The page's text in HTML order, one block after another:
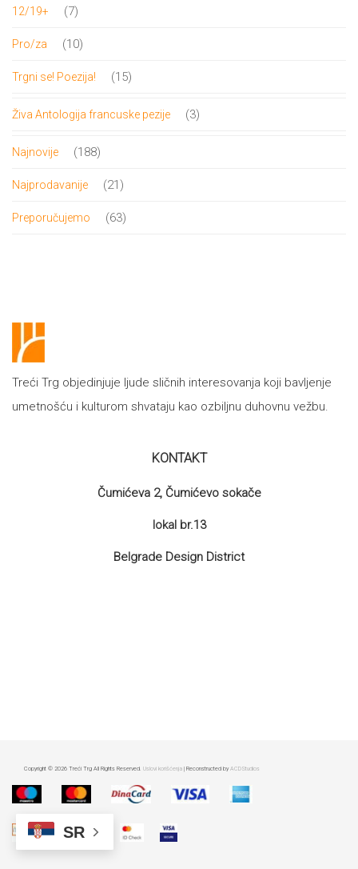
12/19+ 77
Pro/za 1010
Trgni se! Poezija! 1515
Živa Antologija francuske pezije 33
Najnovije 188188
Najprodavanije 2121
Preporučujemo 6363
Treći Trg objedinjuje ljude sličnih interesovanja koji bavljenje
umetnošću i kulturom shvataju kao ozbiljnu duhovnu vežbu.
KONTAKT
Čumićeva 2, Čumićevo sokače
lokal br.13
Belgrade Design District
Copyright © 2026 Treći Trg All Rights Reserved. Uslovi korišćenja | Reconstructed byACDStudios
SR